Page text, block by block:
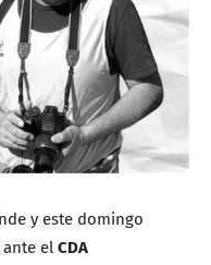
y este domingo
el CDA